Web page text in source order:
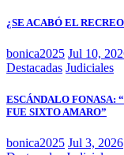
¿SE ACABÓ EL
bonica2025 Jul 10,
Destacadas Judiciales
ESCÁNDALO FONASA:
FUE SIXTO AMARO”
bonica2025 Jul 3, 2026